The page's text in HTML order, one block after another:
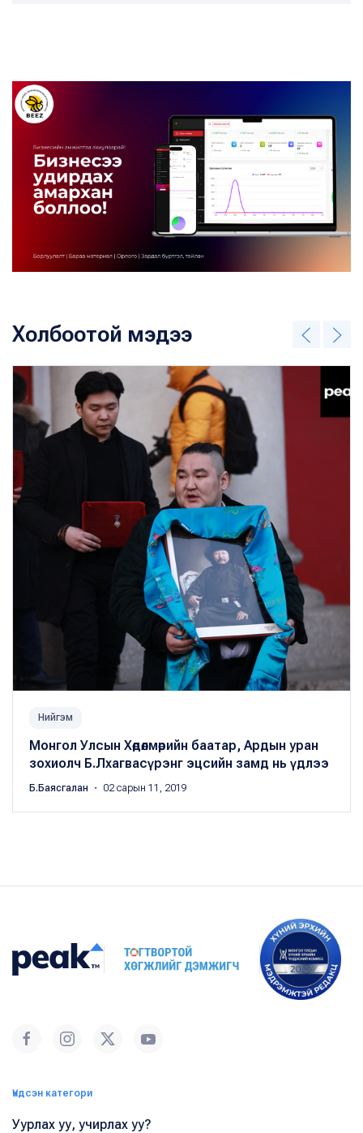
Холбоотой мэдээ
Нийгэм
Монгол Улсын Хөдөлмөрийн баатар, Ардын уран
зохиолч Б.Лхагвасүрэнг эцсийн замд нь үдлээ
Б.Баясгалан ・ 02 сарын 11, 2019
Үндсэн категори
Уурлах уу, учирлах уу?